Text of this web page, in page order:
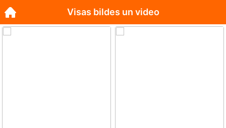
Visas bildes un video